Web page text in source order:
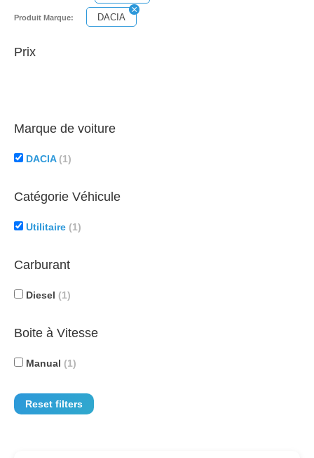
Produit Marque: DACIA
Prix
Marque de voiture
DACIA (1)
Catégorie Véhicule
Utilitaire (1)
Carburant
Diesel (1)
Boite à Vitesse
Manual (1)
Reset filters